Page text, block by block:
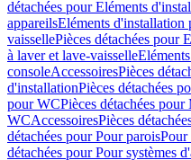
détachées pour Eléments
appareilsEléments d'installation
vaissellePièces détachées pour
à laver et lave-vaisselle
consoleAccessoiresPièces
d'installationPièces détachées
pour WCPièces détachées
WCAccessoiresPièces
détachées pour Pour paroisPour
détachées pour Pour systèmes